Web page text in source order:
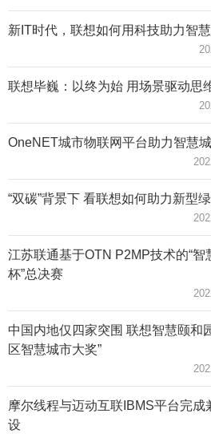
新IT时代，联想如何用科技助力智
联想毕巍：以终为始 用场景驱动思
OneNET城市物联网平台助力智慧
“双碳”背景下 看联想如何助力新型
江苏联通基于OTN P2MP技术的“智
杯”总决赛
中国内地仅四家突围 联想智慧颐和
区智慧城市大奖”
摩尔线程与迈动互联IBMS平台完成
设